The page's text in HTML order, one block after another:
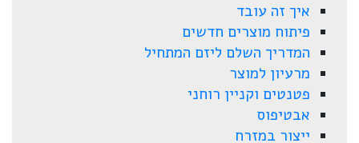
איך זה עובד
פיתוח מוצרים חדשים
המדריך השלם ליזם המתחיל
מרעיון למוצר
פטנטים וקניין רוחני
אבטיפוס
ייצור במזרח